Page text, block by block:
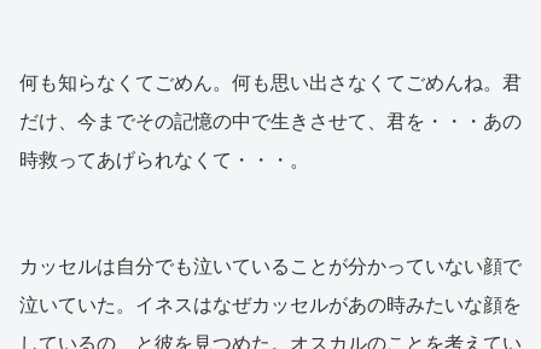
何も知らなくてごめん。何も思い出さなくてごめんね。君
だけ、今までその記憶の中で生きさせて、君を・・・あの
時救ってあげられなくて・・・。
カッセルは自分でも泣いていることが分かっていない顔で
泣いていた。イネスはなぜカッセルがあの時みたいな顔を
しているの、と彼を見つめた。オスカルのことを考えてい